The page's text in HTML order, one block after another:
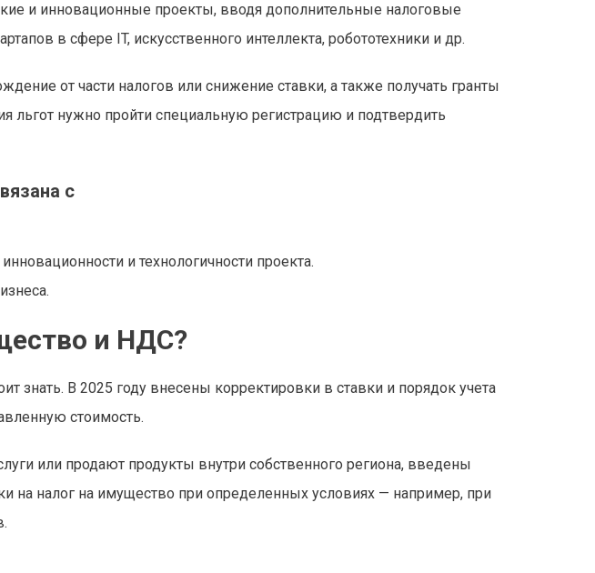
и инновационные проекты, вводя дополнительные налоговые
в сфере IT, искусственного интеллекта, робототехники и др.
от части налогов или снижение ставки, а также получать гранты
льгот нужно пройти специальную регистрацию и подтвердить
с
и технологичности проекта.
и НДС?
знать. В 2025 году внесены корректировки в ставки и порядок учета
стоимость.
или продают продукты внутри собственного региона, введены
налог на имущество при определенных условиях — например, при